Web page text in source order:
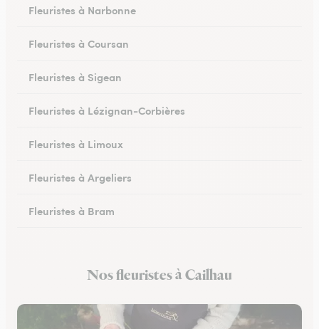
Fleuristes à Narbonne
Fleuristes à Coursan
Fleuristes à Sigean
Fleuristes à Lézignan-Corbières
Fleuristes à Limoux
Fleuristes à Argeliers
Fleuristes à Bram
Fleuristes à Peyriac-Minervois
Nos fleuristes à Cailhau